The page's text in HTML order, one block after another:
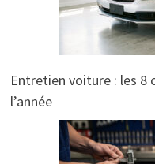
Entretien voiture : les
l’année